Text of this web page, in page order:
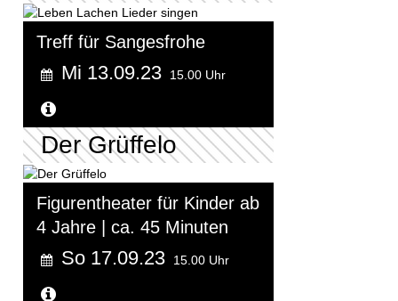
Treff für Sangesfrohe
Mi 13.09.23 15.00 Uhr
Der Grüffelo
Figurentheater für Kinder ab
4 Jahre | ca. 45 Minuten
So 17.09.23 15.00 Uhr